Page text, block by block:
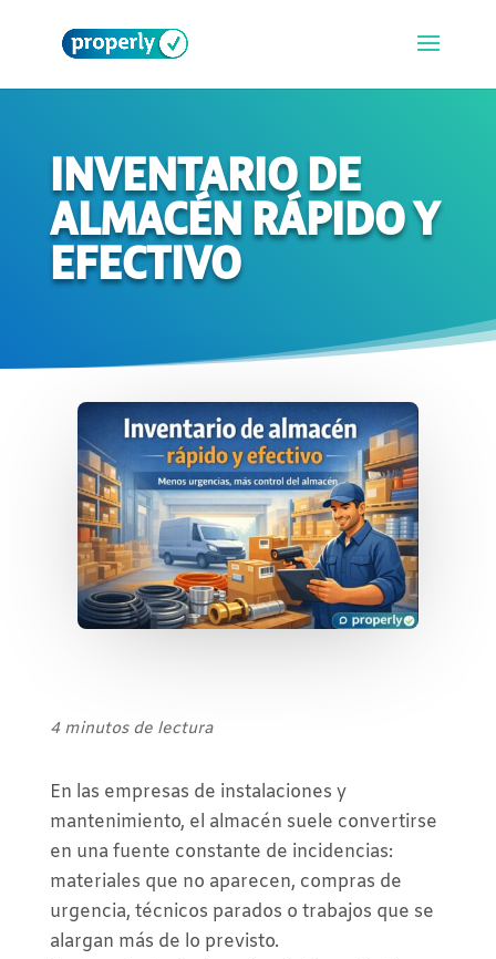
INVENTARIO DE
ALMACÉN RÁPIDO Y
EFECTIVO
4 minutos de lectura
En las empresas de instalaciones y
mantenimiento, el almacén suele convertirse
en una fuente constante de incidencias:
materiales que no aparecen, compras de
urgencia, técnicos parados o trabajos que se
alargan más de lo previsto.